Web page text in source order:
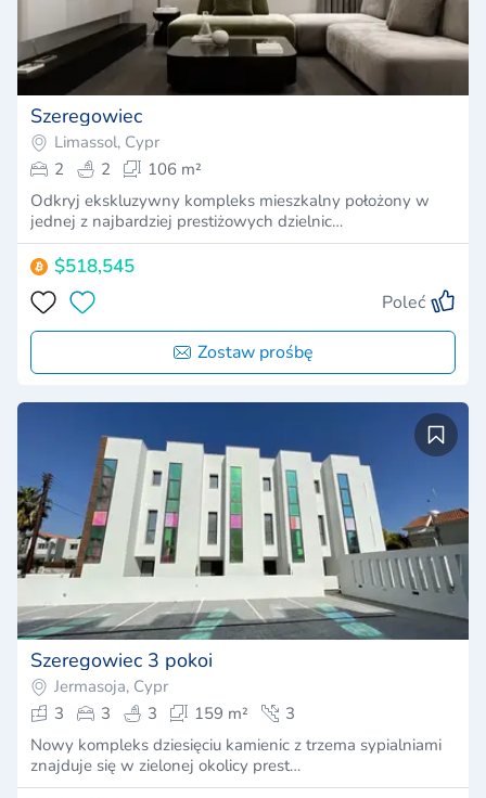
Szeregowiec
Limassol, Cypr
2
2
106 m²
Odkryj ekskluzywny kompleks mieszkalny położony w
jednej z najbardziej prestiżowych dzielnic…
$518,545
Poleć
Zostaw prośbę
Szeregowiec 3 pokoi
Jermasoja, Cypr
3
3 3 159 m²
3
Nowy kompleks dziesięciu kamienic z trzema sypialniami
znajduje się w zielonej okolicy prest…